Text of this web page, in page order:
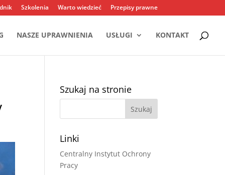
Szkolenia Warto wiedzieć Przepisy prawne
NASZE UPRAWNIENIA USŁUGI KONTAKT
Szukaj na stronie
Linki
Centralny Instytut Ochrony
Pracy